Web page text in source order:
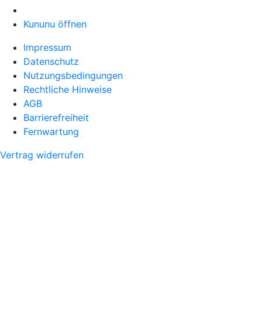
Kununu öffnen
Impressum
Datenschutz
Nutzungsbedingungen
Rechtliche Hinweise
AGB
Barrierefreiheit
Fernwartung
Vertrag widerrufen